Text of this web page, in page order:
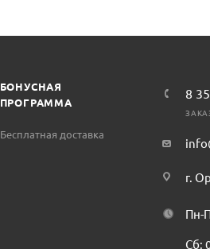
БОНУСНАЯ
ПРОГРАММА
Бесплатная доставка
8
г.
Пн-
Сб: